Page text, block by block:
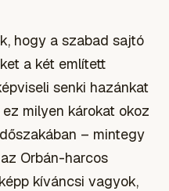
hogy a szabad sajtó
a két említett
senki hazánkat
milyen károkat okoz
– mintegy
Orbán-harcos
kíváncsi vagyok,